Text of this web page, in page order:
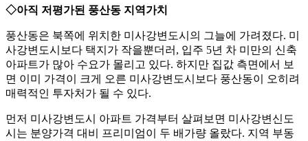
◇아직 저평가된 풍산동 지역가치
풍산동은 북쪽에 위치한 미사강변도시의 그늘에 가려졌다. 미
사강변도시보다 택지가 작을뿐더러, 입주 5년 차 미만의 신축
아파트가 많아 수요가 몰리고 있다. 하지만 집값 측면에서 보
면 이미 가격이 크게 오른 미사강변도시보다 풍산동이 오히려
매력적인 투자처가 될 수 있다.
먼저 미사강변도시 아파트 가격부터 살펴보면 미사강변신도
시는 분양가격 대비 프리미엄이 두 배가량 올랐다. 지역 부동